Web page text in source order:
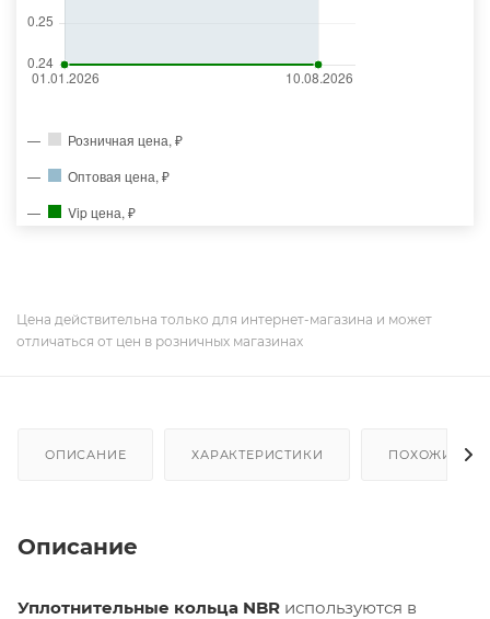
Розничная цена, ₽
Оптовая цена, ₽
Vip цена, ₽
Цена действительна только для интернет-магазина и может
отличаться от цен в розничных магазинах
ОПИСАНИЕ ХАРАКТЕРИСТИКИ ПОХОЖИЕ
Описание
Уплотнительные кольца NBR используются в